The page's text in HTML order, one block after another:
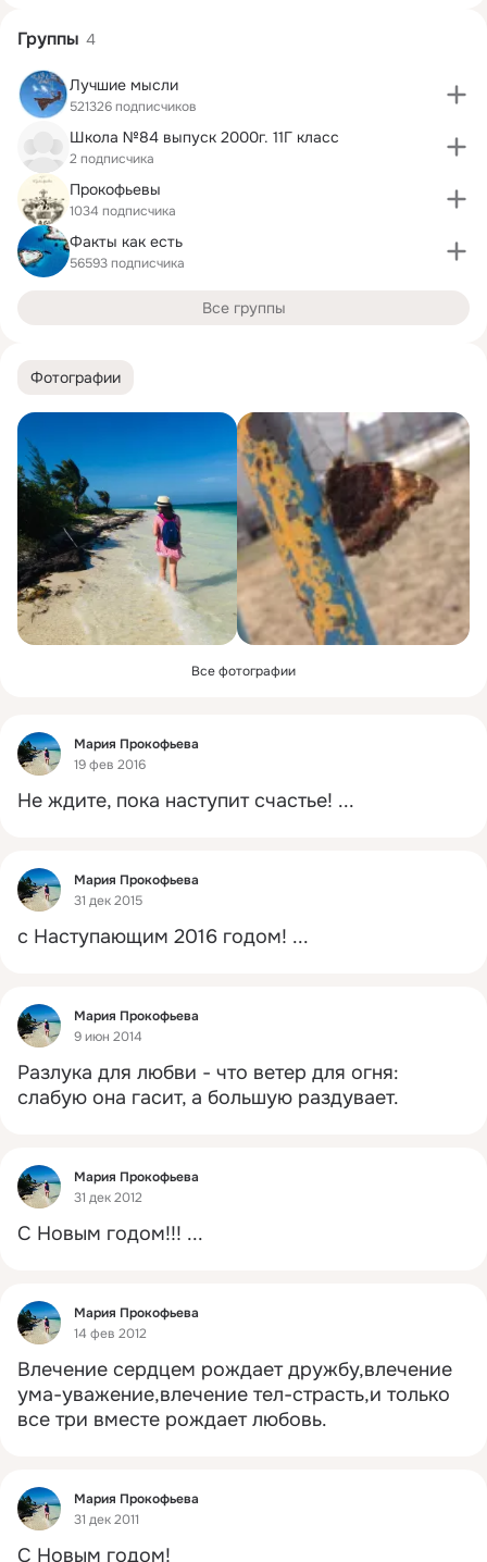
Фотографии
Все фотографии
Фид
Мария Прокофьева
19 фев 2016
Не ждите, пока наступит счастье! ...
Фид
Мария Прокофьева
31 дек 2015
с Наступающим 2016 годом! ...
Фид
Мария Прокофьева
9 июн 2014
Разлука для любви - что ветер для огня:
слабую она гасит, а большую раздувает.
Фид
Мария Прокофьева
31 дек 2012
С Новым годом!!! ...
Фид
Мария Прокофьева
14 фев 2012
Влечение сердцем рождает дружбу,влечение
ума-уважение,влечение тел-страсть,и только
все три вместе рождает любовь.
Фид
Мария Прокофьева
31 дек 2011
С Новым годом!
Группы 4
Лучшие мысли
521326 подписчиков
Школа №84 выпуск 2000г. 11Г класс
2 подписчика
Прокофьевы
1034 подписчика
Факты как есть
56593 подписчика
Все группы